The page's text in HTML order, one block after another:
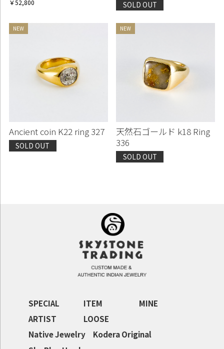
￥52,800 SOLD OUT
Ancient coin K22 ring 327
SOLD OUT
天然石ゴールド k18 Ring
336
SOLD OUT
SPECIAL ITEM
MINE
ARTIST
LOOSE
Native Jewelry
Kodera Original